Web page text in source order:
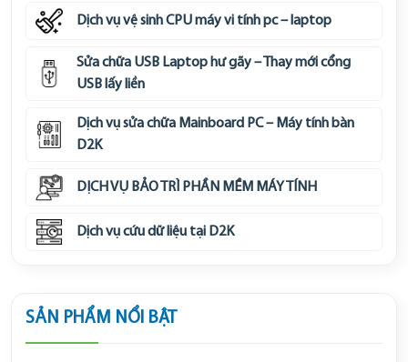
Dịch vụ vệ sinh CPU máy vi tính pc – laptop
Sửa chữa USB Laptop hư gãy – Thay mới cổng
USB lấy liền
Dịch vụ sửa chữa Mainboard PC – Máy tính bàn
D2K
DỊCH VỤ BẢO TRÌ PHẦN MỀM MÁY TÍNH
Dịch vụ cứu dữ liệu tại D2K
SẢN PHẨM NỔI BẬT